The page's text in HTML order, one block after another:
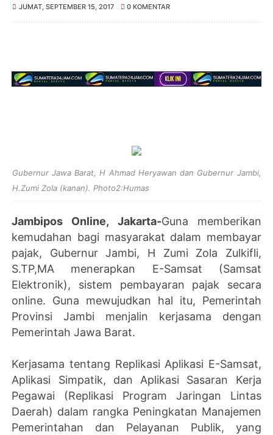
JUMAT, SEPTEMBER 15, 2017 0 KOMENTAR
Gubernur Jawa Barat, H Ahmad Heryawan dan Gubernur Jambi,
H.Zumi Zola (kanan). Photo2:Humas
Jambipos Online, Jakarta-Guna memberikan
kemudahan bagi masyarakat dalam membayar
pajak, Gubernur Jambi, H Zumi Zola Zulkifli,
S.TP,MA menerapkan E-Samsat (Samsat
Elektronik), sistem pembayaran pajak secara
online. Guna mewujudkan hal itu, Pemerintah
Provinsi Jambi menjalin kerjasama dengan
Pemerintah Jawa Barat.
Kerjasama tentang Replikasi Aplikasi E-Samsat,
Aplikasi Simpatik, dan Aplikasi Sasaran Kerja
Pegawai (Replikasi Program Jaringan Lintas
Daerah) dalam rangka Peningkatan Manajemen
Pemerintahan dan Pelayanan Publik, yang